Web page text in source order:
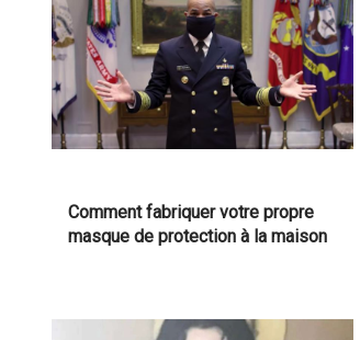
Comment fabriquer votre propre
masque de protection à la maison